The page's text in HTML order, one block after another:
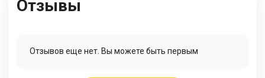
Отзывы
Отзывов еще нет. Вы можете быть первым